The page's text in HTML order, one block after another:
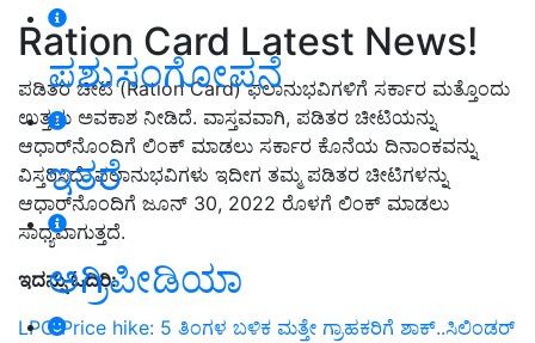
ಪಶುಸಂಗೋಪನೆ
ಇತರೆ
ಅಗ್ರಿಪೀಡಿಯಾ
Ration Card Latest News!
ಪಡಿತರ ಚೀಟಿ (Ration Card) ಫಲಾನುಭವಿಗಳಿಗೆ ಸರ್ಕಾರ ಮತ್ತೊಂದು
ಉತ್ತಮ ಅವಕಾಶ ನೀಡಿದೆ. ವಾಸ್ತವವಾಗಿ, ಪಡಿತರ ಚೀಟಿಯನ್ನು
ಆಧಾರ್‌ನೊಂದಿಗೆ ಲಿಂಕ್ ಮಾಡಲು ಸರ್ಕಾರ ಕೊನೆಯ ದಿನಾಂಕವನ್ನು
ವಿಸ್ತರಿಸಿದೆ. ಫಲಾನುಭವಿಗಳು ಇದೀಗ ತಮ್ಮ ಪಡಿತರ ಚೀಟಿಗಳನ್ನು
ಆಧಾರ್‌ನೊಂದಿಗೆ ಜೂನ್ 30, 2022 ರೊಳಗೆ ಲಿಂಕ್ ಮಾಡಲು
ಸಾಧ್ಯವಾಗುತ್ತದೆ.
ಇದನ್ನು ಓದಿರಿ:
LPG Price hike: 5 ತಿಂಗಳ ಬಳಿಕ ಮತ್ತೇ ಗ್ರಾಹಕರಿಗೆ ಶಾಕ್‌..ಸಿಲಿಂಡರ್‌